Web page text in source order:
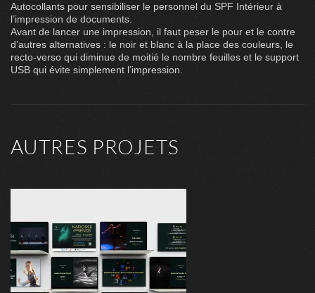
Autocollants pour sensibiliser le personnel du SPF Intérieur à
l’impression de documents.
Avant de lancer une impression, il faut peser le pour et le contre
d’autres alternatives : le noir et blanc à la place des couleurs, le
recto-verso qui diminue de moitié le nombre feuilles et le support
USB qui évite simplement l’impression.
AUTRES PROJETS